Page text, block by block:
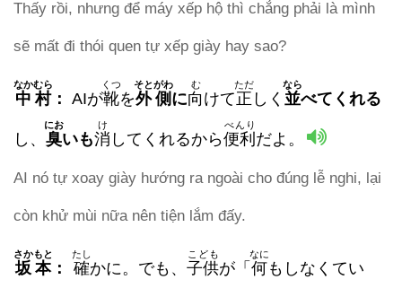
Thấy rồi, nhưng để máy xếp hộ thì chẳng phải là mình
sẽ mất đi thói quen tự xếp giày hay sao?
中村
なかむら
： AIが靴
くつ
を外側
そとがわ
に向
む
けて正
ただ
しく 並
なら
べてくれる
し、 臭
にお
いも消
け
してくれるから便利
べんり
だよ。
AI nó tự xoay giày hướng ra ngoài cho đúng lễ nghi, lại
còn khử mùi nữa nên tiện lắm đấy.
坂本
さかもと
： 確
たし
かに。でも、 子供
こども
が「 何
なに
もしなくてい